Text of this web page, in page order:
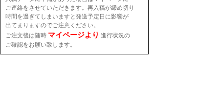
ご連絡をさせていただきます。再入稿が締め切り
時間を過ぎてしまいますと発送予定日に影響が
出てまりますのでご注意ください。
ご注文後は随時 マイページより 進行状況の
ご確認をお願い致します。